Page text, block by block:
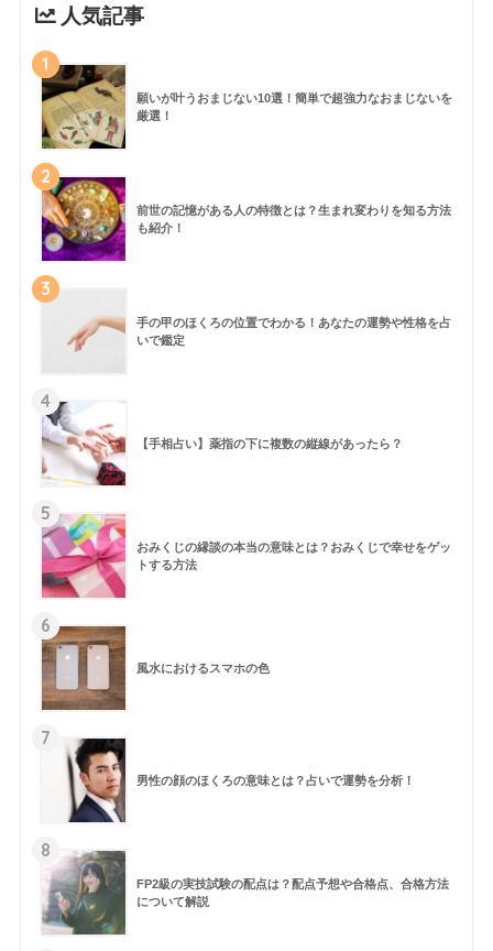
人気記事
1
願いが叶うおまじない10選！簡単で超強力なおまじないを
厳選！
2
前世の記憶がある人の特徴とは？生まれ変わりを知る方法
も紹介！
3
手の甲のほくろの位置でわかる！あなたの運勢や性格を占
いで鑑定
4
【手相占い】薬指の下に複数の縦線があったら？
5
おみくじの縁談の本当の意味とは？おみくじで幸せをゲッ
トする方法
6
風水におけるスマホの色
7
男性の顔のほくろの意味とは？占いで運勢を分析！
8
FP2級の実技試験の配点は？配点予想や合格点、合格方法
について解説